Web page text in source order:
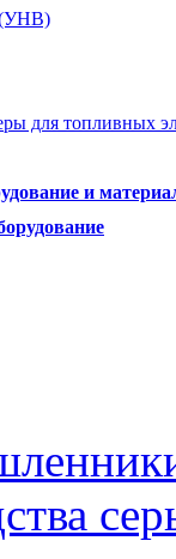
(УНВ)
для топливных
и